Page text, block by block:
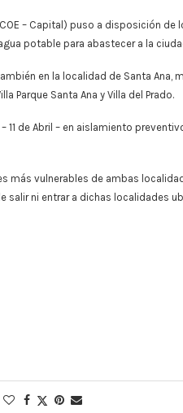
– Capital) puso a disposición
potable para abastecer a la
en la localidad de Santa Ana,
Parque Santa Ana y Villa del Prado.
de Abril – en aislamiento
más vulnerables de ambas
salir ni entrar a dichas localidades